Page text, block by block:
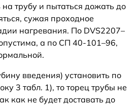
на трубу и пытаться дожать до
сужая проходное
нагревания. По DVS2207–
а по СП 40-101–96,
введения) установить по
3 табл. 1), то торец трубы не
как не будет доставать до